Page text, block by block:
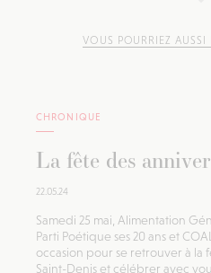
VOUS POURRIEZ AUSSI
CHRONIQUE
La fête des
22.05.24
Samedi 25 mai, Alimentation
Parti Poétique ses 20 ans et
occasion pour se retrouver à la
Saint-Denis et célébrer avec vous